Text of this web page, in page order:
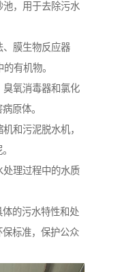
，用于去除污水
膜生物反应器
有机物。
氧消毒器和氯化
原体。
和污泥脱水机，
理过程中的水质
的污水特性和处
标准，保护公众